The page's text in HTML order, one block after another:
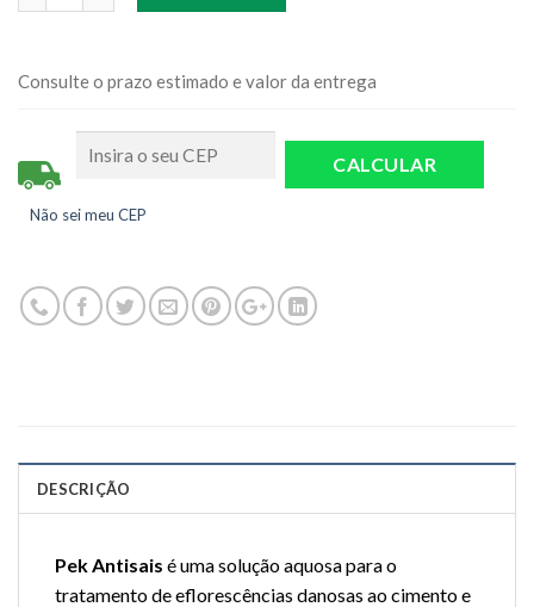
Consulte o prazo estimado e valor da entrega
Não sei meu CEP
DESCRIÇÃO
Pek Antisais é uma solução aquosa para o
tratamento de eflorescências danosas ao cimento e